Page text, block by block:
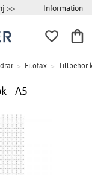
>> Information
> Filofax > Tillbehör
- A5